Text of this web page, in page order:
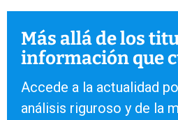
Más allá de los
información que
Accede a la actualidad
análisis riguroso y de la